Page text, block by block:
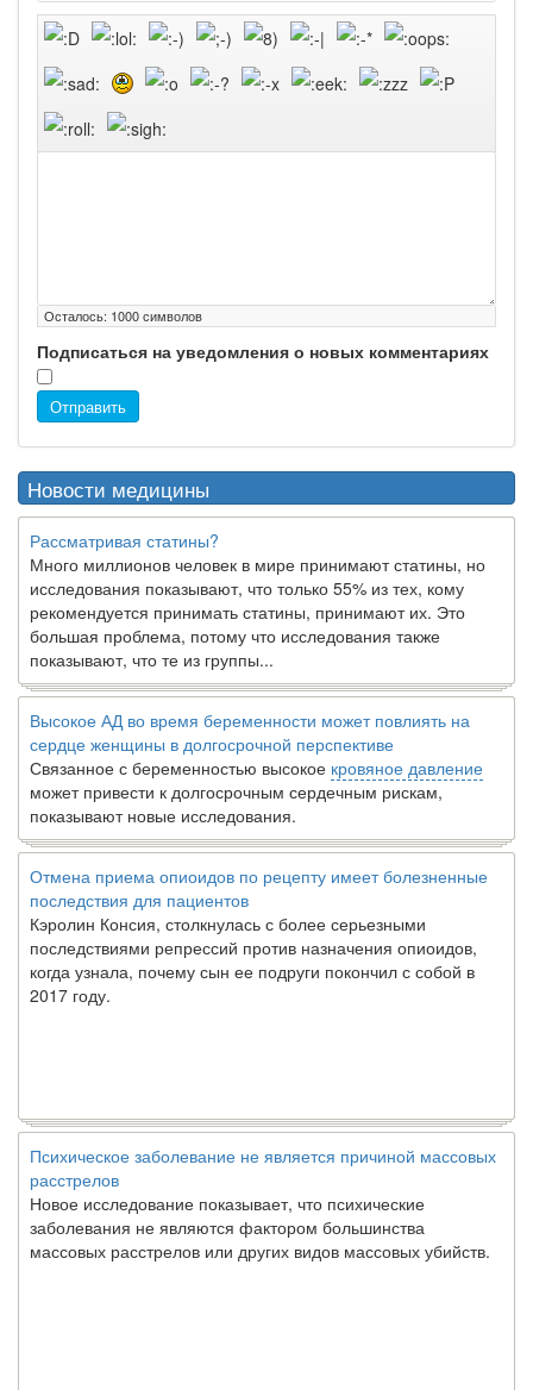
Осталось: 1000символов
Подписаться на уведомления о новых комментариях
Отправить
Новости медицины
Рассматривая статины?
Много миллионов человек в мире принимают статины, но
исследования показывают, что только 55% из тех, кому
рекомендуется принимать статины, принимают их. Это
большая проблема, потому что исследования также
показывают, что те из группы...
Высокое АД во время беременности может повлиять на
сердце женщины в долгосрочной перспективе
Связанное с беременностью высокое кровяное давление
может привести к долгосрочным сердечным рискам,
показывают новые исследования.
Отмена приема опиоидов по рецепту имеет болезненные
последствия для пациентов
Кэролин Консия, столкнулась с более серьезными
последствиями репрессий против назначения опиоидов,
когда узнала, почему сын ее подруги покончил с собой в
2017 году.
Психическое заболевание не является причиной массовых
расстрелов
Новое исследование показывает, что психические
заболевания не являются фактором большинства
массовых расстрелов или других видов массовых убийств.